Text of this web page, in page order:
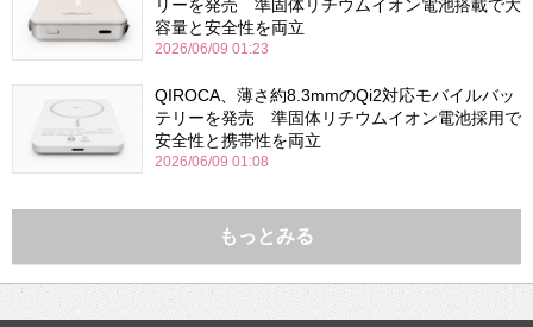
リーを発売 準固体リチウムイオン電池搭載で大
容量と安全性を両立
2026/06/09 01:23
QIROCA、薄さ約8.3mmのQi2対応モバイルバッ
テリーを発売 準固体リチウムイオン電池採用で
安全性と携帯性を両立
2026/06/09 01:08
もっとみる